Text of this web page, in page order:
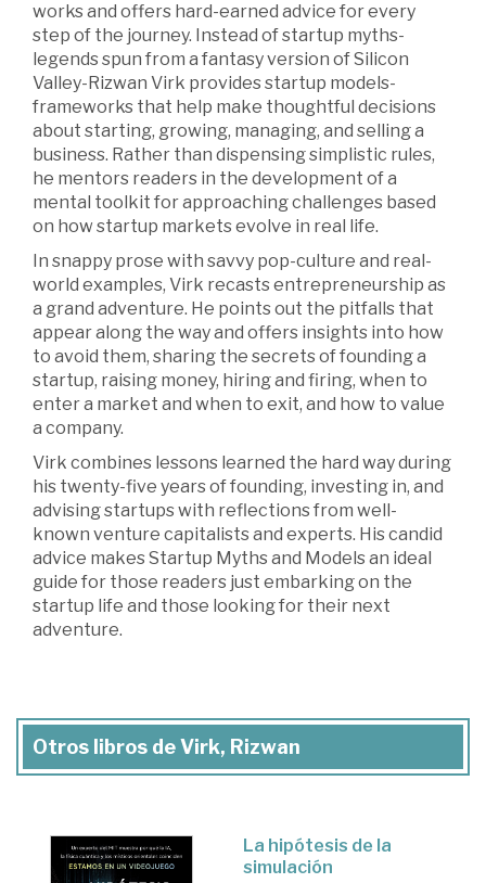
works and offers hard-earned advice for every
step of the journey. Instead of startup myths-
legends spun from a fantasy version of Silicon
Valley-Rizwan Virk provides startup models-
frameworks that help make thoughtful decisions
about starting, growing, managing, and selling a
business. Rather than dispensing simplistic rules,
he mentors readers in the development of a
mental toolkit for approaching challenges based
on how startup markets evolve in real life.
In snappy prose with savvy pop-culture and real-
world examples, Virk recasts entrepreneurship as
a grand adventure. He points out the pitfalls that
appear along the way and offers insights into how
to avoid them, sharing the secrets of founding a
startup, raising money, hiring and firing, when to
enter a market and when to exit, and how to value
a company.
Virk combines lessons learned the hard way during
his twenty-five years of founding, investing in, and
advising startups with reflections from well-
known venture capitalists and experts. His candid
advice makes Startup Myths and Models an ideal
guide for those readers just embarking on the
startup life and those looking for their next
adventure.
Otros libros de Virk, Rizwan
La hipótesis de la
simulación